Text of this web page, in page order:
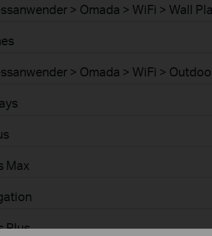
> Omada > WiFi > Wall
> Omada > WiFi >
Max
Plus